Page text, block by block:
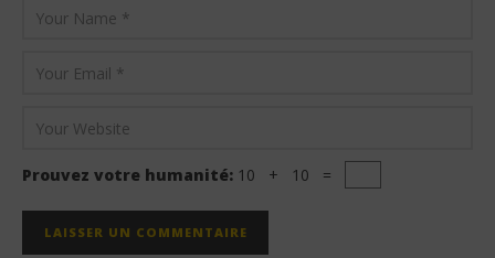
Prouvez votre humanité: 10 + 10 =